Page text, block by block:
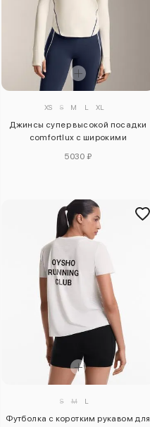
XS S M L XL
Джинсы супер высокой посадки
comfortlux с широкими
5030 ₽
S M L
Футболка с коротким рукавом для